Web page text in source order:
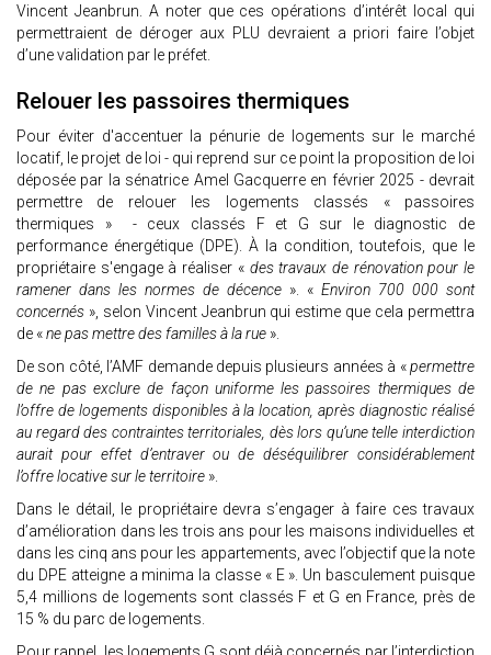
Vincent Jeanbrun. A noter que ces opérations d’intérêt local qui
permettraient de déroger aux PLU devraient a priori faire l’objet
d’une validation par le préfet.
Relouer les passoires thermiques
Pour éviter d'accentuer la pénurie de logements sur le marché
locatif, le projet de loi - qui reprend sur ce point la proposition de loi
déposée par la sénatrice Amel Gacquerre en février 2025 - devrait
permettre de relouer les logements classés « passoires
thermiques » - ceux classés F et G sur le diagnostic de
performance énergétique (DPE). À la condition, toutefois, que le
propriétaire s'engage à réaliser «des travaux de rénovation pour le
ramener dans les normes de décence ». « Environ 700 000 sont
concernés », selon Vincent Jeanbrun qui estime que cela permettra
de «ne pas mettre des familles à la rue ».
De son côté, l’AMF demande depuis plusieurs années à «permettre
de ne pas exclure de façon uniforme les passoires thermiques de
l’offre de logements disponibles à la location, après diagnostic réalisé
au regard des contraintes territoriales, dès lors qu’une telle interdiction
aurait pour effet d’entraver ou de déséquilibrer considérablement
l’offre locative sur le territoire ».
Dans le détail, le propriétaire devra s’engager à faire ces travaux
d’amélioration dans les trois ans pour les maisons individuelles et
dans les cinq ans pour les appartements, avec l’objectif que la note
du DPE atteigne a minima la classe « E ». Un basculement puisque
5,4 millions de logements sont classés F et G en France, près de
15 % du parc de logements.